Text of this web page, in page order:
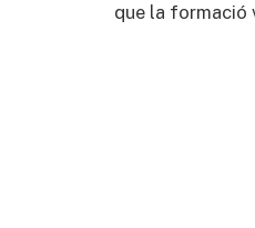
que la formació